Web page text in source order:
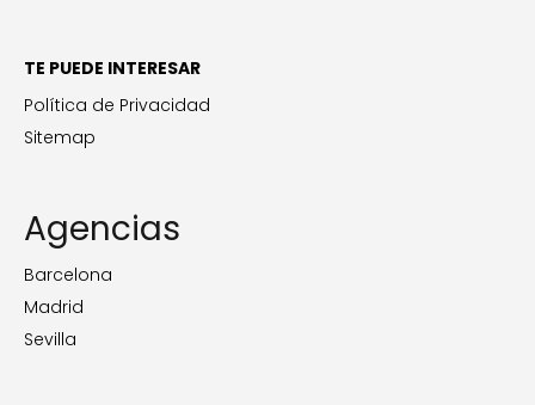
TE PUEDE INTERESAR
Política de Privacidad
Sitemap
Agencias
Barcelona
Madrid
Sevilla